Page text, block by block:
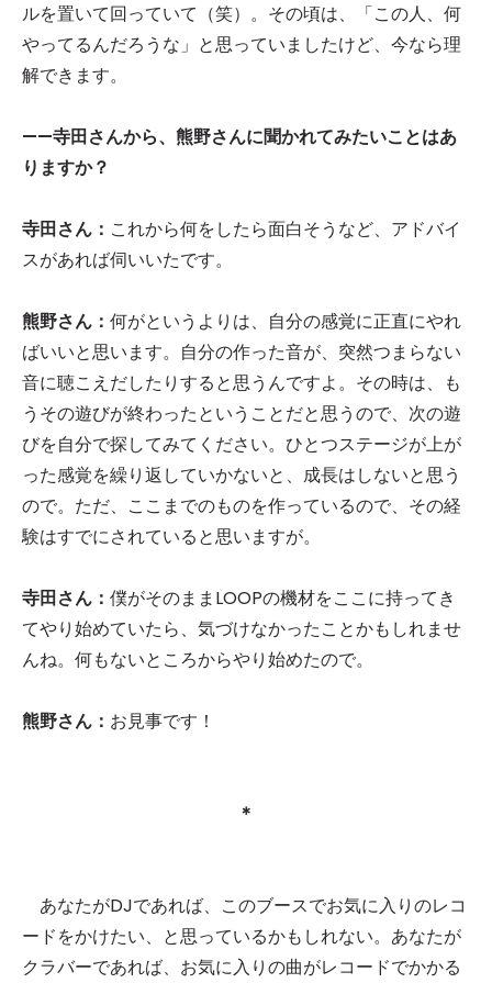
ルを置いて回っていて（笑）。その頃は、「この人、何
やってるんだろうな」と思っていましたけど、今なら理
解できます。
——寺田さんから、熊野さんに聞かれてみたいことはあ
りますか？
寺田さん： これから何をしたら面白そうなど、アドバイ
スがあれば伺いいたです。
熊野さん： 何がというよりは、自分の感覚に正直にやれ
ばいいと思います。自分の作った音が、突然つまらない
音に聴こえだしたりすると思うんですよ。その時は、も
うその遊びが終わったということだと思うので、次の遊
びを自分で探してみてください。ひとつステージが上が
った感覚を繰り返していかないと、成長はしないと思う
ので。ただ、ここまでのものを作っているので、その経
験はすでにされていると思いますが。
寺田さん： 僕がそのままLOOPの機材をここに持ってき
てやり始めていたら、気づけなかったことかもしれませ
んね。何もないところからやり始めたので。
熊野さん： お見事です！
＊
あなたがDJであれば、このブースでお気に入りのレコ
ードをかけたい、と思っているかもしれない。あなたが
クラバーであれば、お気に入りの曲がレコードでかかる